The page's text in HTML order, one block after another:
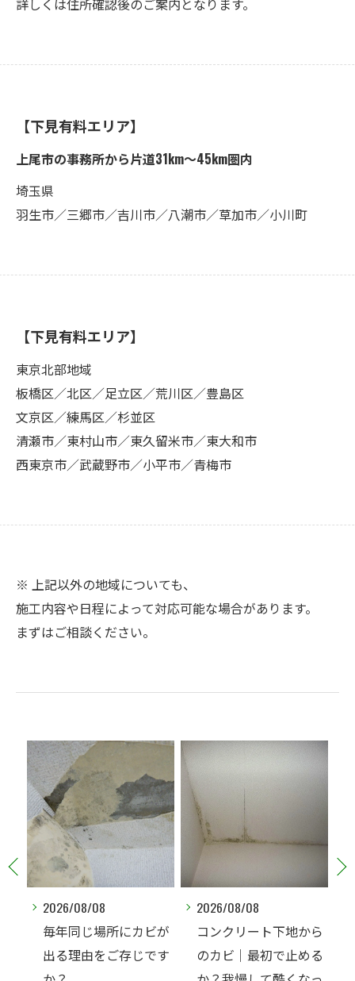
詳しくは住所確認後のご案内となります。
【下見有料エリア】
上尾市の事務所から片道31km〜45km圏内
埼玉県
羽生市／三郷市／吉川市／八潮市／草加市／小川町
【下見有料エリア】
東京北部地域
板橋区／北区／足立区／荒川区／豊島区
文京区／練馬区／杉並区
清瀬市／東村山市／東久留米市／東大和市
西東京市／武蔵野市／小平市／青梅市
※ 上記以外の地域についても、
施工内容や日程によって対応可能な場合があります。
まずはご相談ください。
2026/08/08
コンクリート下地から
のカビ｜最初で止める
2026/08/07
夏なのに、なぜコンク
リート直張り壁紙のカ